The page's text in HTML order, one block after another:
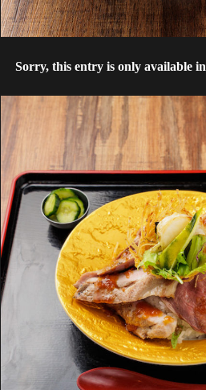
Sorry, this entry is only available in